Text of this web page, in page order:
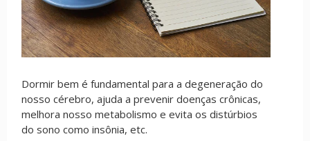
Dormir bem é fundamental para a degeneração do
nosso cérebro, ajuda a prevenir doenças crônicas,
melhora nosso metabolismo e evita os distúrbios
do sono como insônia, etc.